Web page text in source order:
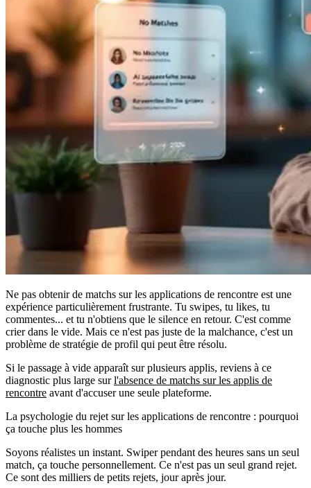
Ne pas obtenir de matchs sur les applications de rencontre est une
expérience particulièrement frustrante. Tu swipes, tu likes, tu
commentes... et tu n'obtiens que le silence en retour. C'est comme
crier dans le vide. Mais ce n'est pas juste de la malchance, c'est un
problème de stratégie de profil qui peut être résolu.
Si le passage à vide apparaît sur plusieurs applis, reviens à ce
diagnostic plus large surl'absence de matchs sur les applis de
rencontre avant d'accuser une seule plateforme.
La psychologie du rejet sur les applications de rencontre : pourquoi
ça touche plus les hommes
Soyons réalistes un instant. Swiper pendant des heures sans un seul
match, ça touche personnellement. Ce n'est pas un seul grand rejet.
Ce sont des milliers de petits rejets, jour après jour.